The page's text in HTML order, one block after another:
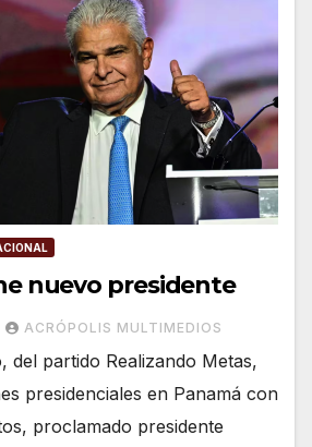
nuevo presidente
ACRÓPOLIS MULTIMEDIOS
del partido Realizando Metas,
presidenciales en Panamá con
proclamado presidente